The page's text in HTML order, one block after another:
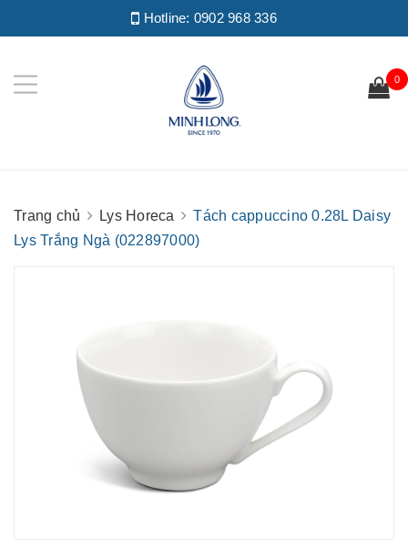
Hotline: 0902 968 336
0
Trang chủ Lys Horeca
Tách cappuccino 0.28L Daisy
Lys Trắng Ngà (022897000)